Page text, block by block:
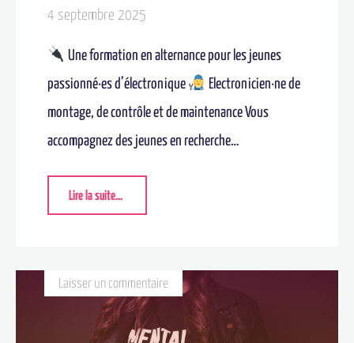
4 septembre 2025
Une formation en alternance pour les jeunes
passionné·es d’électronique
Electronicien·ne de
montage, de contrôle et de maintenance Vous
accompagnez des jeunes en recherche…
Lire la suite...
Laisser un commentaire